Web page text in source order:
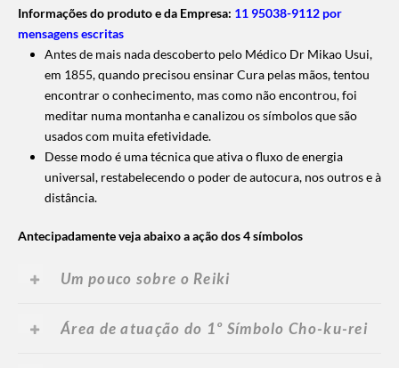
Informações do produto e da Empresa: 11 95038-9112 por
mensagens escritas
Antes de mais nada descoberto pelo Médico Dr Mikao Usui,
em 1855, quando precisou ensinar Cura pelas mãos, tentou
encontrar o conhecimento, mas como não encontrou, foi
meditar numa montanha e canalizou os símbolos que são
usados com muita efetividade.
Desse modo é uma técnica que ativa o fluxo de energia
universal, restabelecendo o poder de autocura, nos outros e à
distância.
Antecipadamente veja abaixo a ação dos 4 símbolos
Um pouco sobre o Reiki
Área de atuação do 1º Símbolo Cho-ku-rei